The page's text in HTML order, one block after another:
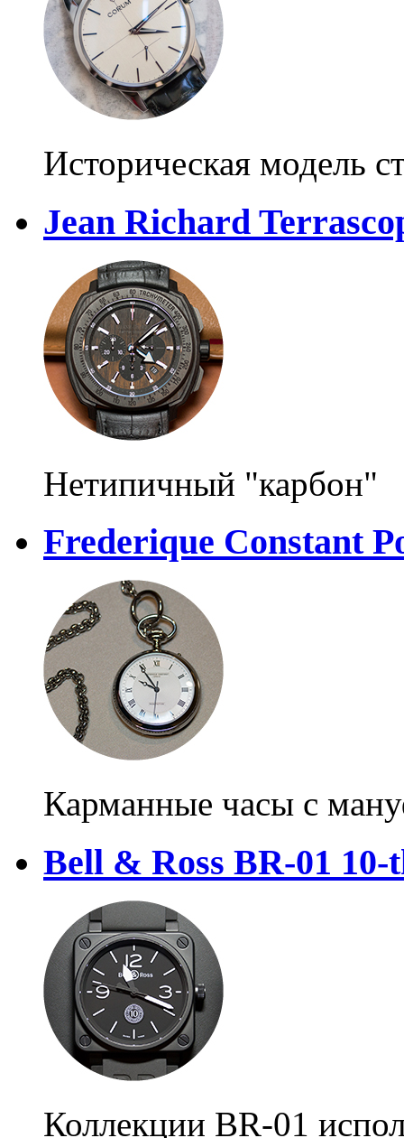
Историческая модель
Jean Richard
Нетипичный "карбон"
Frederique Constant
Карманные часы с
Bell & Ross BR-01
Коллекции BR-01